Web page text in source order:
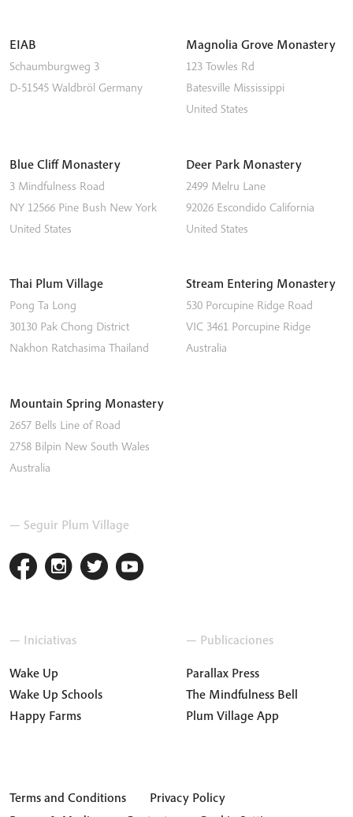
EIAB
Schaumburgweg 3
D-51545 Waldbröl Germany
Magnolia Grove Monastery
123 Towles Rd
Batesville Mississippi
United States
Blue Cliff Monastery
3 Mindfulness Road
NY 12566 Pine Bush New York
United States
Deer Park Monastery
2499 Melru Lane
92026 Escondido California
United States
Thai Plum Village
Pong Ta Long
30130 Pak Chong District
Nakhon Ratchasima Thailand
Stream Entering Monastery
530 Porcupine Ridge Road
VIC 3461 Porcupine Ridge
Australia
Mountain Spring Monastery
2657 Bells Line of Road
2758 Bilpin New South Wales
Australia
— Seguir Plum Village
— Iniciativas
Wake Up
Wake Up Schools
Happy Farms
— Publicaciones
Parallax Press
The Mindfulness Bell
Plum Village App
Terms and Conditions
Privacy Policy